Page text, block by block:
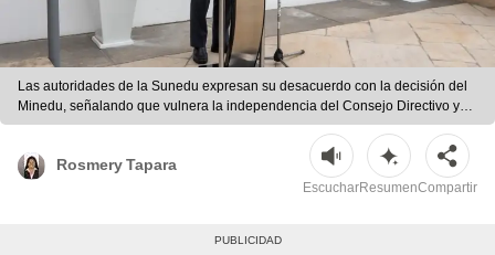
Las autoridades de la Sunedu expresan su desacuerdo con la decisión del
Minedu, señalando que vulnera la independencia del Consejo Directivo y
contraviene sentencias del Tribunal Constitucional. Foto: Sunedu
Rosmery Tapara
EscucharResumenCompartir